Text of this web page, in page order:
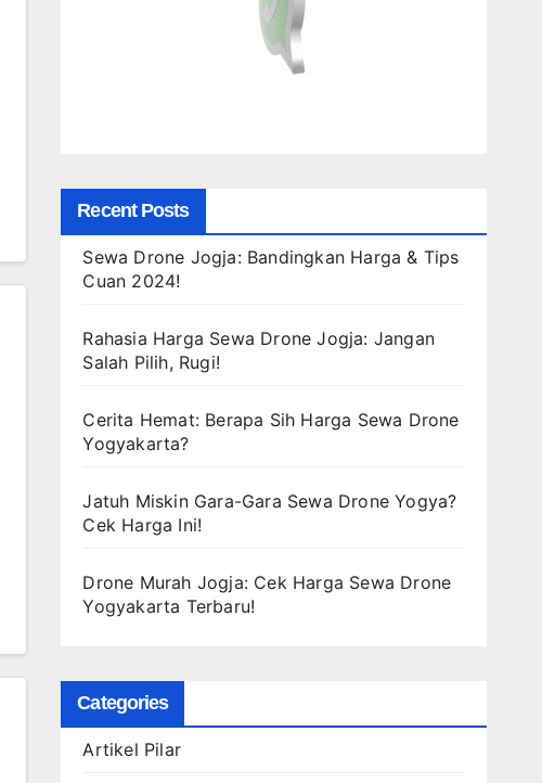
Recent Posts
Sewa Drone Jogja: Bandingkan Harga & Tips
Cuan 2024!
Rahasia Harga Sewa Drone Jogja: Jangan
Salah Pilih, Rugi!
Cerita Hemat: Berapa Sih Harga Sewa Drone
Yogyakarta?
Jatuh Miskin Gara-Gara Sewa Drone Yogya?
Cek Harga Ini!
Drone Murah Jogja: Cek Harga Sewa Drone
Yogyakarta Terbaru!
Categories
Artikel Pilar